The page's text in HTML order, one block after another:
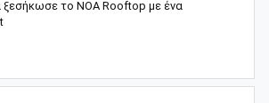
το NOA Rooftop με ένα